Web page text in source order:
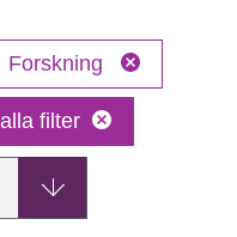
Forskning
filter